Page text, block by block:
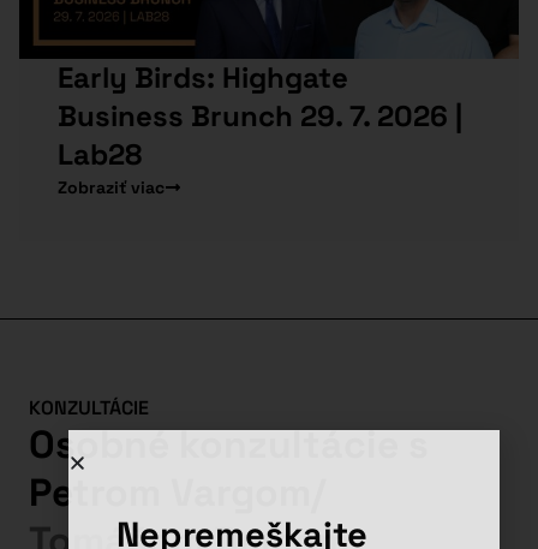
Early Birds: Highgate
Business Brunch 29. 7. 2026 |
Lab28
Zobraziť viac
KONZULTÁCIE
Osobné konzultácie s
Petrom Vargom
Nepremeškajte